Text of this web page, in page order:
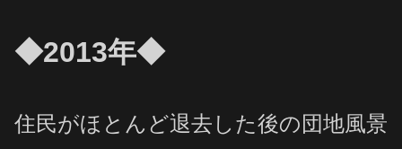
◆2013年◆
住民がほとんど退去した後の団地風景